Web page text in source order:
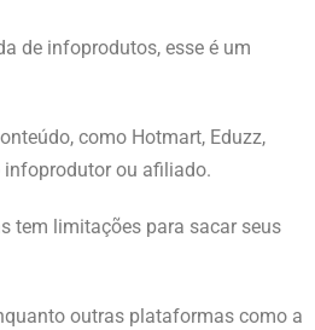
de infoprodutos, esse é um
como Hotmart, Eduzz,
infoprodutor ou afiliado.
tem limitações para sacar seus
outras plataformas como a